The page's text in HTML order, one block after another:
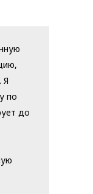
Я
по
до